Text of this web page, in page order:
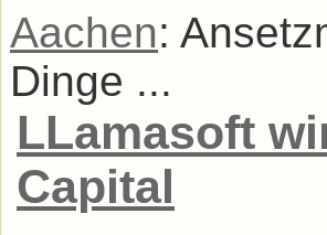
Aachen:
Dinge ...
LLamasoft
Capital